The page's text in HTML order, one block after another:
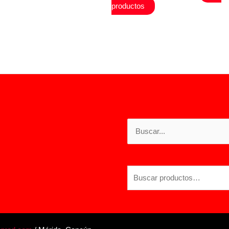
productos
por:
por: